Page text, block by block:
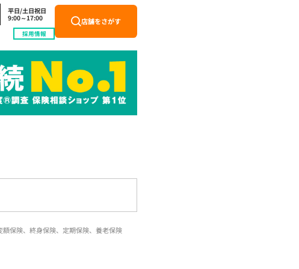
平日/土日祝日
9:00～17:00
採用情報
店舗をさがす
保険、終身保険、定期保険、養老保険